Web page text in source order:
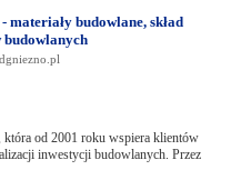
materiały budowlane, skład
budowlanych
od 2001 roku wspiera klientów
inwestycji budowlanych. Przez